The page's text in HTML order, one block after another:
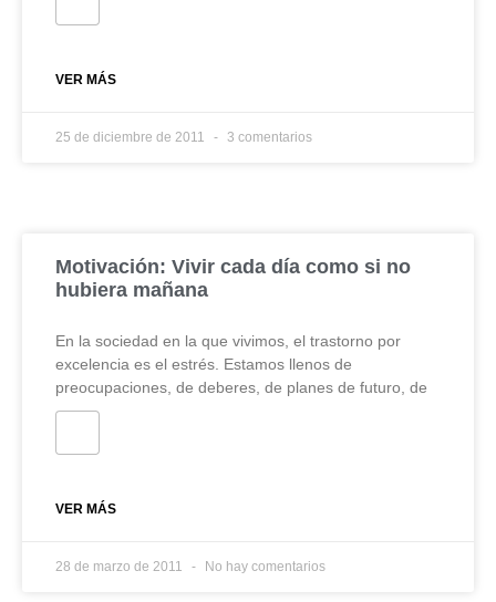
VER MÁS
25 de diciembre de 2011 3 comentarios
Motivación: Vivir cada día como si no
hubiera mañana
En la sociedad en la que vivimos, el trastorno por
excelencia es el estrés. Estamos llenos de
preocupaciones, de deberes, de planes de futuro, de
VER MÁS
28 de marzo de 2011 No hay comentarios